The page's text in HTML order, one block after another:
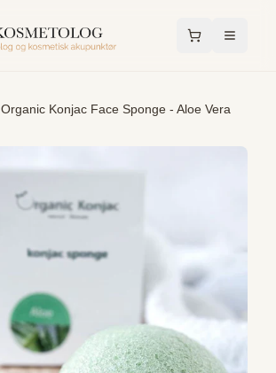
Organic Konjac Face Sponge - Aloe Vera